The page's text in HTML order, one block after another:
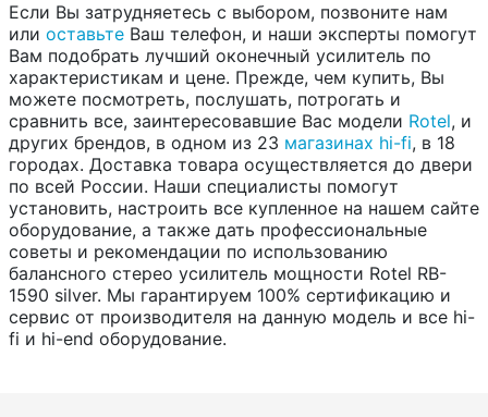
Если Вы затрудняетесь с выбором, позвоните нам
или оставьте Ваш телефон, и наши эксперты помогут
Вам подобрать лучший оконечный усилитель по
характеристикам и цене. Прежде, чем купить, Вы
можете посмотреть, послушать, потрогать и
сравнить все, заинтересовавшие Вас модели Rotel, и
других брендов, в одном из 23 магазинах hi-fi, в 18
городах. Доставка товара осуществляется до двери
по всей России. Наши специалисты помогут
установить, настроить все купленное на нашем сайте
оборудование, а также дать профессиональные
советы и рекомендации по использованию
балансного стерео усилитель мощности Rotel RB-
1590 silver. Мы гарантируем 100% сертификацию и
сервис от производителя на данную модель и все hi-
fi и hi-end оборудование.